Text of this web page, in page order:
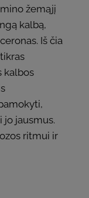
žemąjį
kalbą,
Iš čia
kalbos
jausmus.
ritmui ir